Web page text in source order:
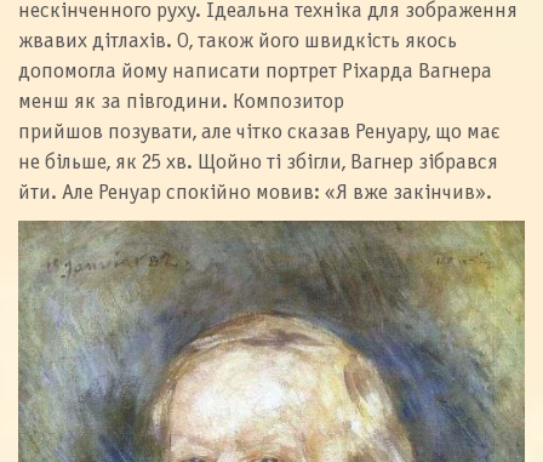
нескінченного руху. Ідеальна техніка для зображення
жвавих дітлахів. О, також його швидкість якось
допомогла йому написати портрет Ріхарда Вагнера
менш як за півгодини. Композитор
прийшов позувати, але чітко сказав Ренуару, що має
не більше, як 25 хв. Щойно ті збігли, Вагнер зібрався
йти. Але Ренуар спокійно мовив: «Я вже закінчив».